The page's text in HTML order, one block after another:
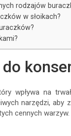
rodzajów
w słoikach?
wpływa na
narzędzi, aby
cennych warzyw.